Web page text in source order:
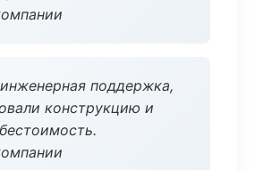
поддержка,
конструкцию и